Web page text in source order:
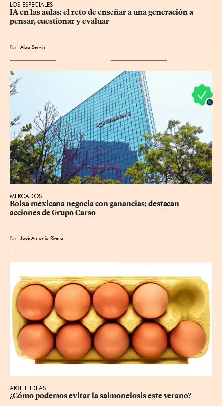
LOS ESPECIALES
IA en las aulas: el reto de enseñar a una generación a
pensar, cuestionar y evaluar
Por Alba Servín
MERCADOS
Bolsa mexicana negocia con ganancias; destacan
acciones de Grupo Carso
Por José Antonio Rivera
ARTE E IDEAS
¿Cómo podemos evitar la salmonelosis este verano?